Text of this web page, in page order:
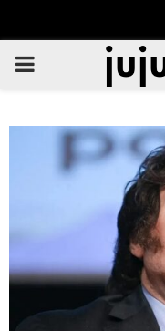
PRIMARY